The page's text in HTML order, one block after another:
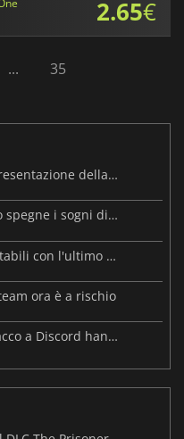
2.65€
... 35
MARVEL Tōkon debutta con la presentazione della roadmap per il primo anno
Steam Frame: il prezzo trapelato spegne i sogni di un VR economico
Palworld: Sunreach e boss più stabili con l'ultimo update
ora è a rischio
Le mappe dei malware e un attacco a Discord hanno colpito Meccha Chameleon